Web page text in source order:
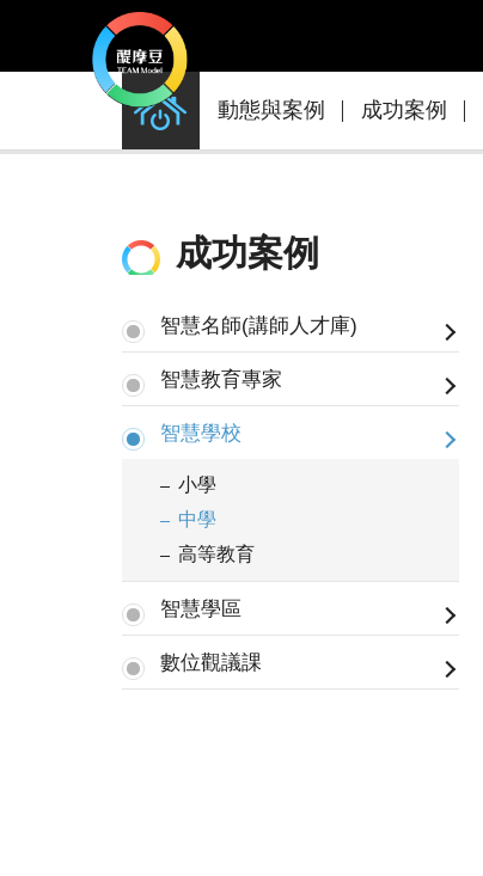
動態與案例 成功案例
成功案例
智慧名師(講師人才庫)
智慧教育專家
智慧學校
小學
中學
高等教育
智慧學區
數位觀議課